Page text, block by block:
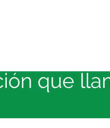
que